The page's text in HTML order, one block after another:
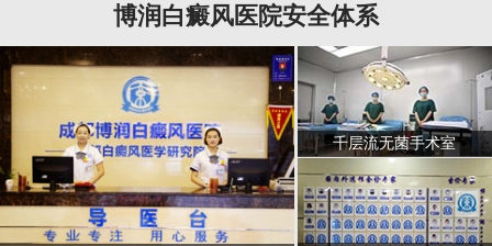
博润白癜风医院安全体系
千层流无菌手术室